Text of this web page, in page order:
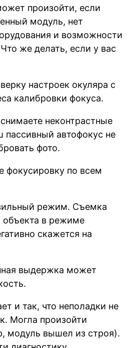
произойти, если
модуль, нет
и возможности
же делать, если у вас
настроек окуляра с
калибровки фокуса.
неконтрастные
пассивный автофокус не
фото.
фокусировку по всем
режим. Съемка
объекта в режиме
скажется на
выдержка может
и так, что неполадки не
Могла произойти
модуль вышел из строя).